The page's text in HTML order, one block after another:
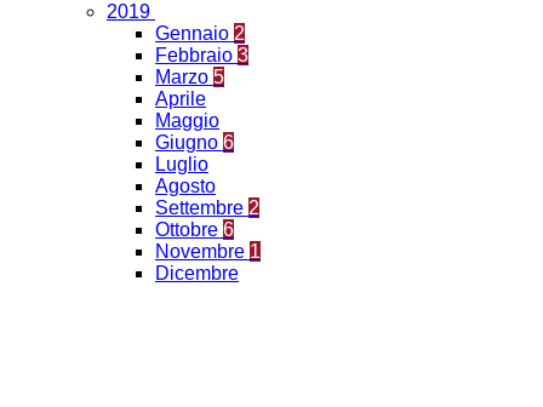
2019
Gennaio 2
Febbraio 3
Marzo 5
Aprile
Maggio
Giugno 6
Luglio
Agosto
Settembre 2
Ottobre 6
Novembre 1
Dicembre